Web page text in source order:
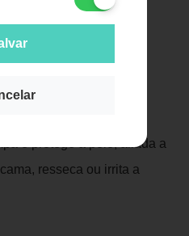
exceto olhos e boca.
suavidade e frescor
Master Wipes Adulto.
e protege a pele, aliada a
resseca ou irrita a